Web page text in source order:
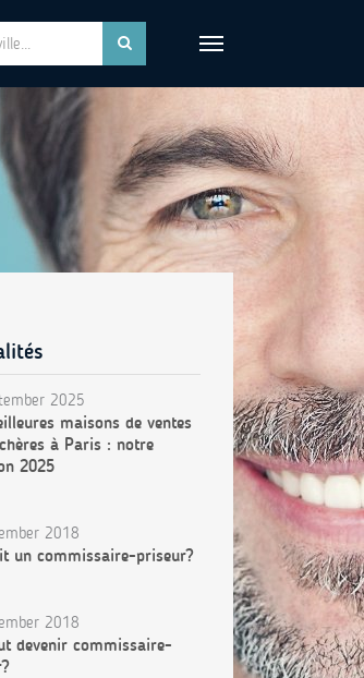
2025
maisons de ventes
à Paris : notre
2025
2018
un commissaire-priseur?
2018
devenir commissaire-